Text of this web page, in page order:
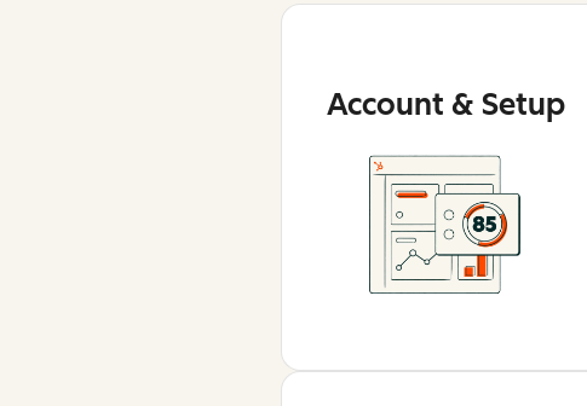
Account & Setup